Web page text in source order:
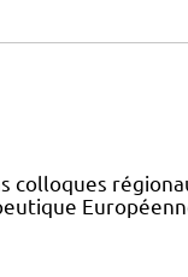
colloques